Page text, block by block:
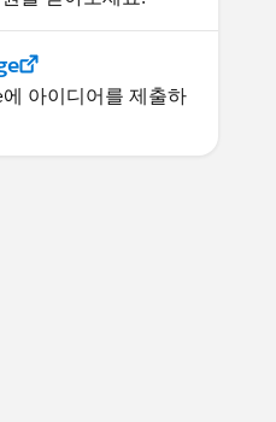
아이디어를 제출하